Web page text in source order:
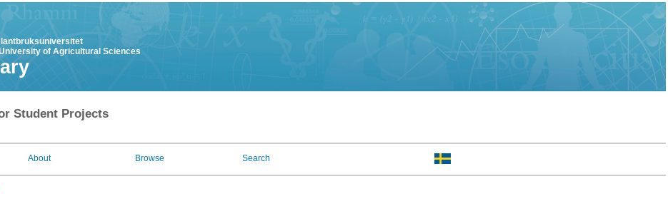
of Agricultural Sciences
Student Projects
About Browse Search